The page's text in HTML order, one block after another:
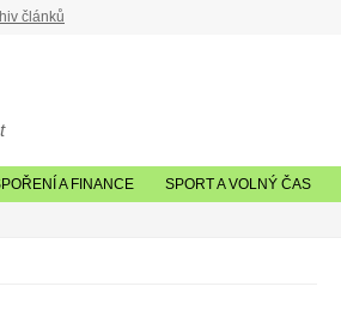
článků
A FINANCE SPORT A VOLNÝ ČAS